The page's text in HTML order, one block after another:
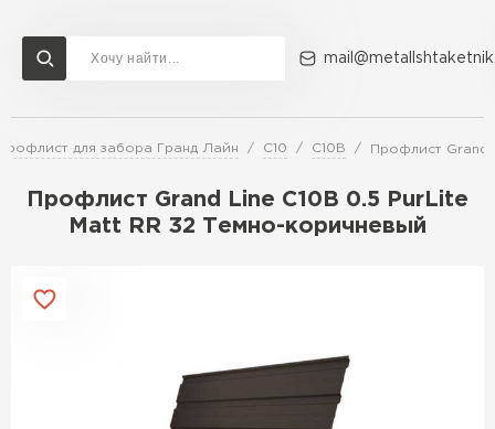
для забора Гранд Лайн С10 С10В Профлист Grand
Профлист Grand Line C10В 0.5 PurLite
Matt RR 32 Темно-коричневый
Доставка и оплата Акции О компании Контакты
Перейти в каталог